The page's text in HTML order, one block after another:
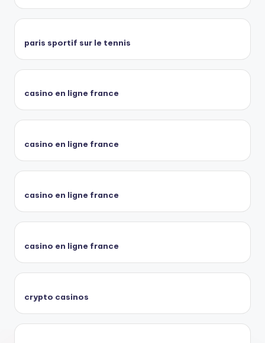
paris sportif sur le tennis
casino en ligne france
casino en ligne france
casino en ligne france
casino en ligne france
crypto casinos